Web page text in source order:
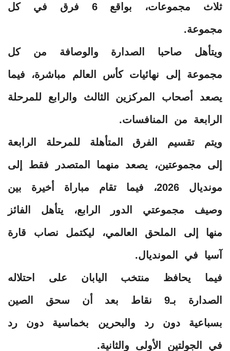
ثلاث مجموعات، بواقع 6 فرق في كل
مجموعة.
‎ويتأهل صاحبا الصدارة والوصافة من كل
مجموعة إلى نهائيات كأس العالم مباشرة، فيما
يصعد أصحاب المركزين الثالث والرابع للمرحلة
الرابعة من المنافسات.
‎ويتم تقسيم الفرق المتأهلة للمرحلة الرابعة
إلى مجموعتين، يصعد منهما المتصدر فقط إلى
مونديال 2026، فيما تقام مباراة أخيرة بين
وصيف مجموعتي الدور الرابع، يتأهل الفائز
منها إلى الملحق العالمي، ليكتمل نصاب قارة
آسيا في المونديال.
‎فيما يحافظ منتخب اليابان على احتلاله
الصدارة بـ9 نقاط بعد أن سحق الصين
بسباعية دون رد والبحرين بخماسية دون رد
في الجولتين الأولى والثانية.